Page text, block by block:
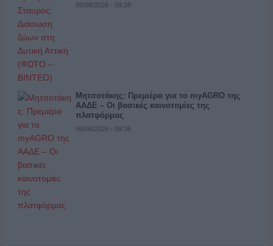
06/08/2026 - 09:39
Μητσοτάκης: Πρεμιέρα για το myAGRO της
ΑΑΔΕ – Οι βασικές καινοτομίες της
πλατφόρμας
06/08/2026 - 09:38